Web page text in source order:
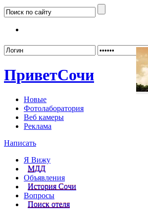
ПриветСочи
Новые
Фотолаборатория
Веб камеры
Реклама
Написать
Я Вижу
МДД
Объявления
История Сочи
Вопросы
Поиск отеля